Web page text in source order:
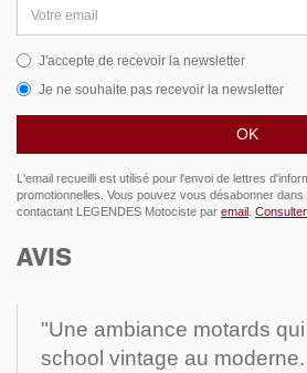
email
J'accepte de recevoir la newsletter
Je ne souhaite pas recevoir la newsletter
L'email recueilli est utilisé pour l'envoi de lettres
promotionnelles. Vous pouvez vous désabonner
contactant LEGENDES Motociste par email .
AVIS
"Une ambiance motards qui
school vintage au